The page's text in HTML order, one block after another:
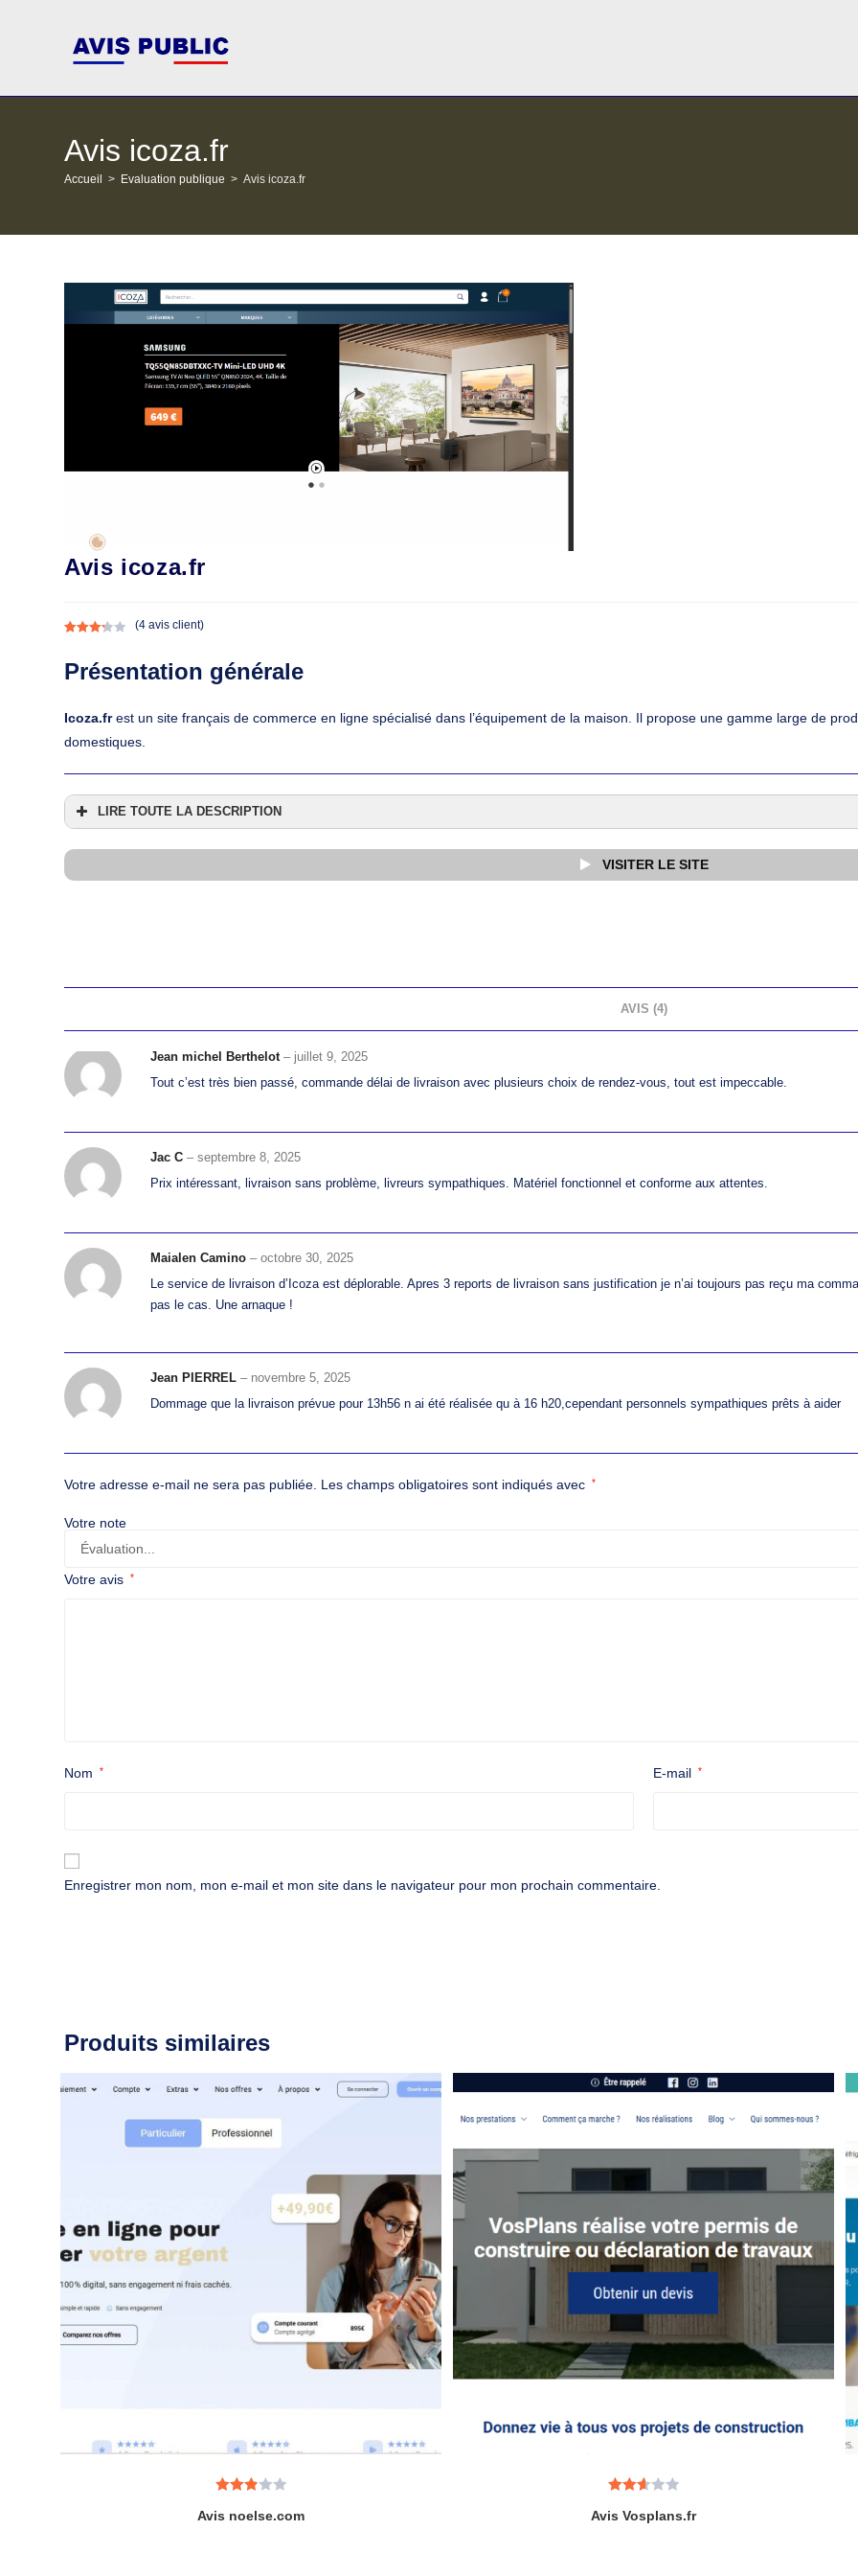
Avis icoza.fr
Accueil > Evaluation publique > Avis icoza.fr
Avis icoza.fr
3.25
sur 5
sur
notation
(4avis client)
Présentation générale
Icoza.frest un site français de commerce en ligne spécialisé dans l’équipement de la maison. Il propose une gamme large de
domestiques.
LIRE TOUTE LA DESCRIPTION
Siège social :La Vigne Marou, 44630 Plessé, France.
Livraison :Livraison à domicile en France, avec options supplémentaires comme installation ou reprise de matériel ancien
Support / SAV : Le service après-vente est géré via le formulaire ou par téléphone/email pour les retours et garanties.
VISITER LE SITE
AVIS (4)
Jean michel Berthelot– juillet 9, 2025
Tout c’est très bien passé, commande délai de livraison avec plusieurs choix de rendez-vous, tout est impeccable.
Jac C– septembre 8, 2025
Prix intéressant, livraison sans problème, livreurs sympathiques. Matériel fonctionnel et conforme aux attentes.
Maialen Camino– octobre 30, 2025
Le service de livraison d’Icoza est déplorable. Apres 3 reports de livraison sans justification je n’ai toujours pas reçu ma
pas le cas. Une arnaque !
Jean PIERREL– novembre 5, 2025
Dommage que la livraison prévue pour 13h56 n ai été réalisée qu à 16 h20,cependant personnels sympathiques prêts à aider
Votre adresse e-mail ne sera pas publiée. Les champs obligatoires sont indiqués avec *
Votre note
Votre avis *
Nom * E-mail *
Enregistrer mon nom, mon e-mail et mon site dans le navigateur pour mon prochain commentaire.
Produits similaires
2.91
Avis noelse.com
2.67
Avis Vosplans.fr